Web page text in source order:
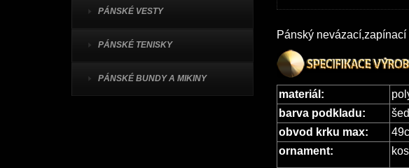
PÁNSKÉ VESTY
PÁNSKÉ TENISKY
PÁNSKÉ BUNDY A MIKINY
Pánský
materiál:
barva podkladu:
obvod krku max:
ornament: